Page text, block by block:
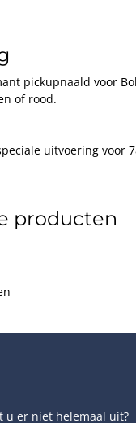
pickupnaald voor
of rood.
uitvoering voor
producten
u er niet helemaal uit?